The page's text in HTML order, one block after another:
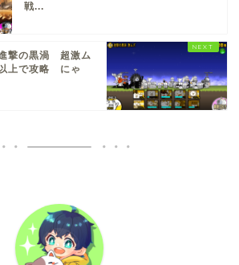
戦...
撃の黒渦 超激ム
上で攻略 にゃ